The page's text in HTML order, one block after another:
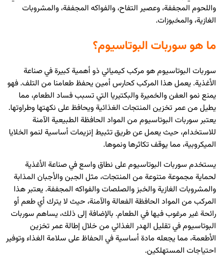
واللحوم المجففة، وعصير التفاح، والفواكه المجففة، والمشروبات
الغازية، والمخبوزات.
ما هو سوربات البوتاسيوم؟
سوربات البوتاسيوم هو مركب كيميائي ذو أهمية كبيرة في صناعة
الأغذية. يعمل هذا المركب كحارس أمين يحفظ طعامنا من التلف. فهو
يمنع نمو العفن والخميرة والبكتيريا التي تسبب فساد الطعام، مما
يطيل من عمر تخزين المنتجات الغذائية ويحافظ على نكهتها وطراوتها.
يعتبر سوربات البوتاسيوم من المواد الحافظة الطبيعية الآمنة
للاستخدام، حيث يعمل عن طريق تثبيط إنزيمات أساسية لنمو الخلايا
الميكروبية، مما يوقف تكاثرها ونموها.
يستخدم سوربات البوتاسيوم على نطاق واسع في صناعة الأغذية
لحماية مجموعة متنوعة من المنتجات، مثل الجبن والأجبان المذابة
والمشروبات الغازية والخبز والصلصات والفواكه المجففة. يعتبر هذا
المركب من المواد الحافظة الفعالة والآمنة، حيث لا يترك أي طعم أو
رائحة غير مرغوب فيها في الطعام. بالإضافة إلى ذلك، يساهم سوربات
البوتاسيوم في تقليل الهدر الغذائي من خلال إطالة عمر تخزين
الأطعمة، مما يجعله مادة أساسية في الحفاظ على سلامة الغذاء وتوفير
احتياجات المستهلكين.